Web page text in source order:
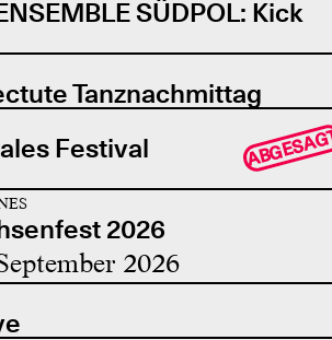
SÜDPOL: Kick
Tanznachmittag
Festival
2026
2026